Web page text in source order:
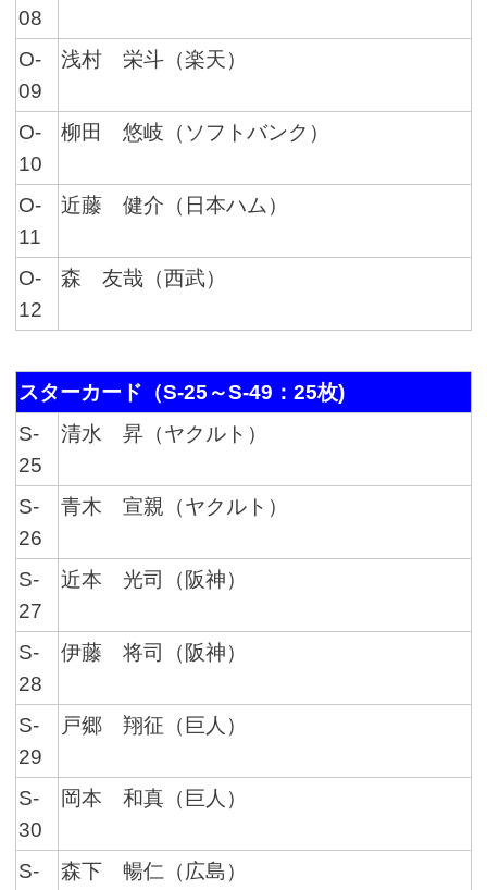
08
O-
09
浅村 栄斗（楽天）
O-
10
柳田 悠岐（ソフトバンク）
O-
11
近藤 健介（日本ハム）
O-
12
森 友哉（西武）
スターカード（S-25～S-49：25枚)
S-
25
清水 昇（ヤクルト）
S-
26
青木 宣親（ヤクルト）
S-
27
近本 光司（阪神）
S-
28
伊藤 将司（阪神）
S-
29
戸郷 翔征（巨人）
S-
30
岡本 和真（巨人）
S-
森下 暢仁（広島）